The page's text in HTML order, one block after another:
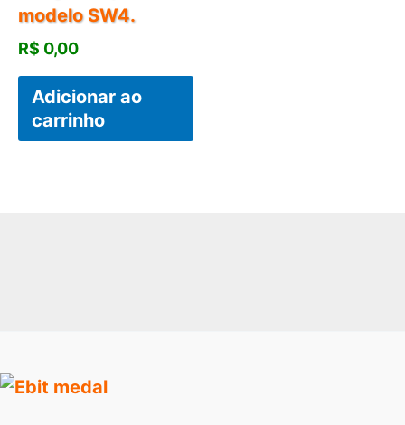
modelo SW4.
R$ 0,00
Adicionar ao
carrinho